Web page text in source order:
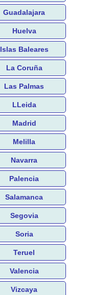
Guadalajara
Huelva
Islas Baleares
La Coruña
Las Palmas
LLeida
Madrid
Melilla
Navarra
Palencia
Salamanca
Segovia
Soria
Teruel
Valencia
Vizcaya